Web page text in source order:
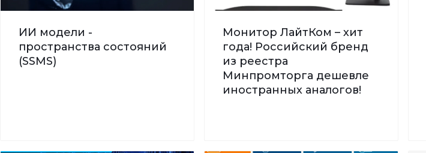
ИИ модели -
пространства состояний
(SSMS)
Монитор ЛайтКом – хит
года! Российский бренд
из реестра
Минпромторга дешевле
иностранных аналогов!